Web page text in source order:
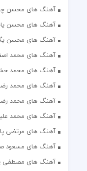
آهنگ های محسن
آهنگ های محسن
آهنگ های محسن
آهنگ های محمد
آهنگ های محمد
آهنگ های محمد
آهنگ های محمد رضا
آهنگ های محمد
آهنگ های مرتضی
آهنگ های مسعود
آهنگ های مصطفی